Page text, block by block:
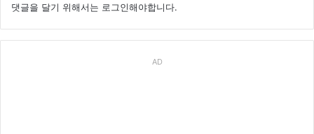
댓글을 달기 위해서는 로그인해야합니다.
AD